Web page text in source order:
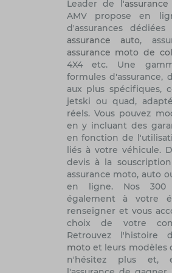
Leader de l'
AMV propose en
d'assurances dédiées
assurance auto,
assurance moto de
4X4 etc. Une
formules d'assurance,
aux plus spécifiques,
jetski ou quad,
réels. Vous pouvez
en y incluant des
en fonction de
liés à votre véhicule.
devis à la
assurance moto, auto
en ligne. Nos 300
également à votre
renseigner et vous
choix de votre
Retrouvez l'histoire
motoet leurs modèles
n'hésitez plus et,